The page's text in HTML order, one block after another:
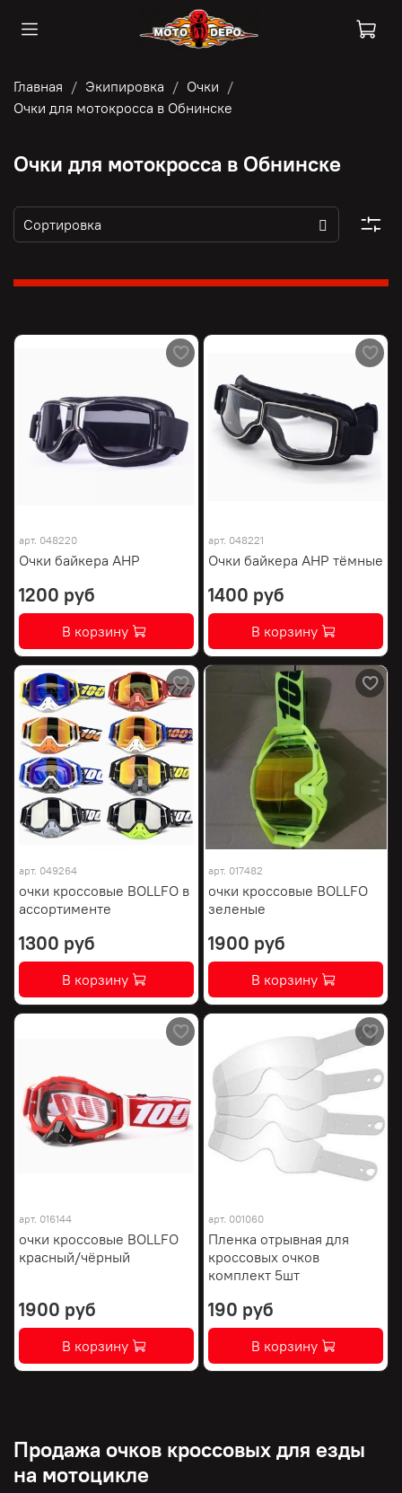
Главная Экипировка
Очки
Очки для мотокросса в Обнинске
Очки для мотокросса в Обнинске
арт. 048220
Очки байкера AHP
1200 руб
В корзину
арт. 048221
Очки байкера AHP тёмные
1400 руб
В корзину
арт. 049264
очки кроссовые BOLLFO в
ассортименте
1300 руб
В корзину
арт. 017482
очки кроссовые BOLLFO
зеленые
1900 руб
В корзину
арт. 016144
очки кроссовые BOLLFO
красный/чёрный
1900 руб
В корзину
арт. 001060
Пленка отрывная для
кроссовых очков
комплект 5шт
190 руб
В корзину
Продажа очков кроссовых для езды
на мотоцикле